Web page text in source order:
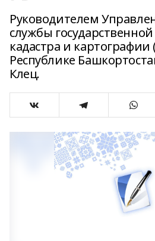
Руководителем
службы
кадастра и картографии
Республике
Клец.